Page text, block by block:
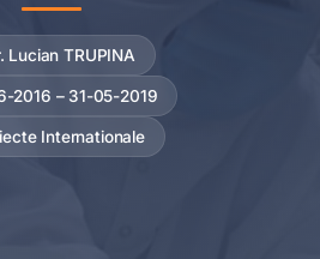
Lucian TRUPINA
2016 – 31-05-2019
Internationale